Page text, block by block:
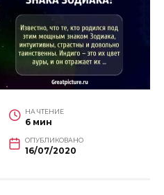
НА ЧТЕНИЕ
6 мин
ОПУБЛИКОВАНО
16/07/2020